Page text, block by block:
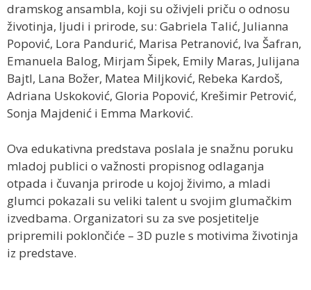
dramskog ansambla, koji su oživjeli priču o odnosu
životinja, ljudi i prirode, su: Gabriela Talić, Julianna
Popović, Lora Pandurić, Marisa Petranović, Iva Šafran,
Emanuela Balog, Mirjam Šipek, Emily Maras, Julijana
Bajtl, Lana Božer, Matea Miljković, Rebeka Kardoš,
Adriana Uskoković, Gloria Popović, Krešimir Petrović,
Sonja Majdenić i Emma Marković.
Ova edukativna predstava poslala je snažnu poruku
mladoj publici o važnosti propisnog odlaganja
otpada i čuvanja prirode u kojoj živimo, a mladi
glumci pokazali su veliki talent u svojim glumačkim
izvedbama. Organizatori su za sve posjetitelje
pripremili poklončiće – 3D puzle s motivima životinja
iz predstave.